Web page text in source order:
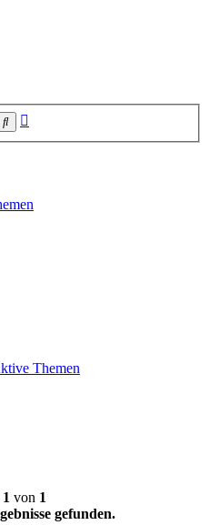
Suche
Themen
1 von 1
gefunden.